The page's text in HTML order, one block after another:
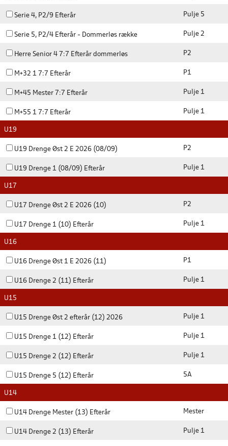
Serie 4, P2/9 Efterår Pulje 5
Serie 5, P2/4 Efterår - Dommerløs række Pulje 2
Herre Senior 4 7:7 Efterår dommerløs P2
M+32 1 7:7 Efterår P1
M+45 Mester 7:7 Efterår Pulje 1
M+55 1 7:7 Efterår Pulje 1
U19
U19 Drenge Øst 2 E 2026 (08/09) P2
U19 Drenge 1 (08/09) Efterår Pulje 1
U17
U17 Drenge Øst 2 E 2026 (10) P2
U17 Drenge 1 (10) Efterår Pulje 1
U16
U16 Drenge Øst 1 E 2026 (11) P1
U16 Drenge 2 (11) Efterår Pulje 1
U15
U15 Drenge Øst 2 efterår (12) 2026 Pulje 1
U15 Drenge 1 (12) Efterår Pulje 1
U15 Drenge 2 (12) Efterår Pulje 1
U15 Drenge 5 (12) Efterår 5A
U14
U14 Drenge Mester (13) Efterår Mester
U14 Drenge 2 (13) Efterår Pulje 1